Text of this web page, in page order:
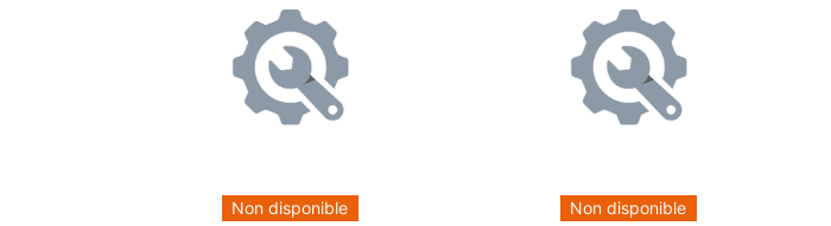
Non disponible Non disponible